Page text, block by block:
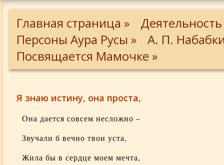
Главная страница »
Персоны Аура Русы »
А. П.
Посвящается Мамочке »
Я знаю истину, она проста,
Она дается совсем несложно –
Звучали б вечно твои уста,
Жила бы в сердце моем мечта,
Биография Мамочки
Фотографии Мамочки
Из писем Мамочки
Воспоминания о Мамочке
Немного о Мамочке
Мои воспоминания о Мамочке